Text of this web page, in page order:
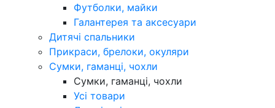
Футболки, майки
Галантерея та аксесуари
Дитячі спальники
Прикраси, брелоки, окуляри
Сумки, гаманці, чохли
Сумки, гаманці, чохли
Усі товари